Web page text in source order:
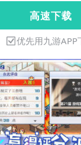
己的衣服，每天只
常在上班路上被城
走。那个戴头套的
自从上次被玩家痛
一款全国第一的游
都是老板不行？什
这个位置给你坐！
国第一游戏公司吗
高 速 下 载
优先用九游APP